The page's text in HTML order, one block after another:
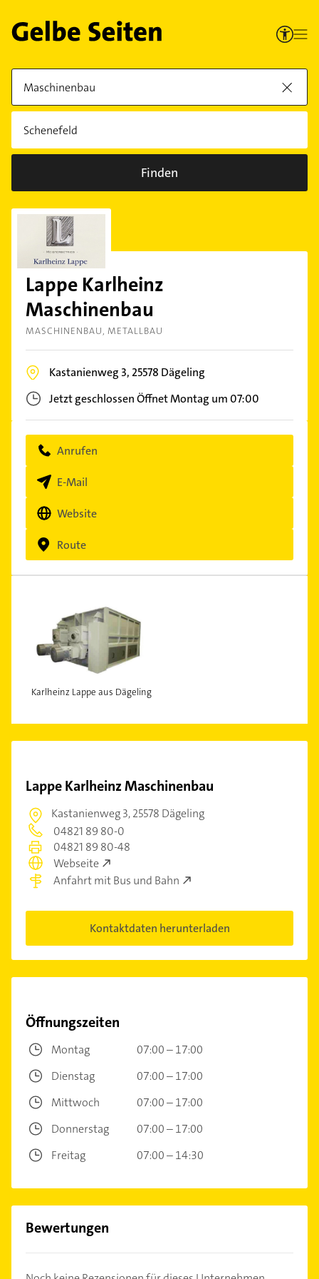
Finden
Lappe Karlheinz
Maschinenbau
MASCHINENBAU METALLBAU
Kastanienweg 3, 25578 Dägeling
Jetzt geschlossenÖffnet Montag um 07:00
Anrufen
E-Mail
Website
Route
Karlheinz Lappe aus Dägeling
Lappe Karlheinz Maschinenbau
Kastanienweg 3,25578 Dägeling
04821 89 80-0
04821 89 80-48
Webseite
Anfahrt mit Bus und Bahn
Kontaktdaten herunterladen
Öffnungszeiten
Montag
07:00 – 17:00
Dienstag
07:00 – 17:00
Mittwoch
07:00 – 17:00
Donnerstag
07:00 – 17:00
Freitag
07:00 – 14:30
Bewertungen